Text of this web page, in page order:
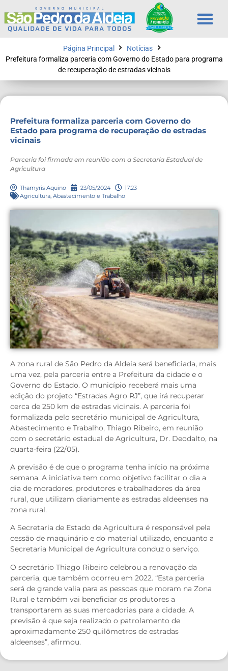
Página Principal
Notícias
Prefeitura formaliza parceria com Governo do Estado para programa
de recuperação de estradas vicinais
Prefeitura formaliza parceria com Governo do
Estado para programa de recuperação de estradas
vicinais
Parceria foi firmada em reunião com a Secretaria Estadual de
Agricultura
Thamyris Aquino 23/05/2024
17:23
Agricultura, Abastecimento e Trabalho
A zona rural de São Pedro da Aldeia será beneficiada, mais
uma vez, pela parceria entre a Prefeitura da cidade e o
Governo do Estado. O município receberá mais uma
edição do projeto “Estradas Agro RJ”, que irá recuperar
cerca de 250 km de estradas vicinais. A parceria foi
formalizada pelo secretário municipal de Agricultura,
Abastecimento e Trabalho, Thiago Ribeiro, em reunião
com o secretário estadual de Agricultura, Dr. Deodalto, na
quarta-feira (22/05).
A previsão é de que o programa tenha início na próxima
semana. A iniciativa tem como objetivo facilitar o dia a
dia de moradores, produtores e trabalhadores da área
rural, que utilizam diariamente as estradas aldeenses na
zona rural.
A Secretaria de Estado de Agricultura é responsável pela
cessão de maquinário e do material utilizado, enquanto a
Secretaria Municipal de Agricultura conduz o serviço.
O secretário Thiago Ribeiro celebrou a renovação da
parceria, que também ocorreu em 2022. “Esta parceria
será de grande valia para as pessoas que moram na Zona
Rural e também vai beneficiar os produtores a
transportarem as suas mercadorias para a cidade. A
previsão é que seja realizado o patrolamento de
aproximadamente 250 quilômetros de estradas
aldeenses”, afirmou.